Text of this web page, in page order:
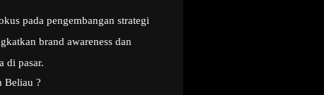
pada pengembangan strategi
brand awareness dan
di pasar.
Beliau ?